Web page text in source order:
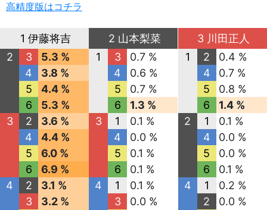
高精度版はコチラ
1 伊藤将吉
2
3
5.3 %
4
3.8 %
5
4.4 %
6
5.3 %
3
2
3.6 %
4
4.4 %
5
6.0 %
6
6.9 %
4
2
3.1 %
3
3.2 %
2 山本梨菜
1
3
0.7 %
4
0.6 %
5
0.7 %
6
1.3 %
3
1
0.1 %
4
0.0 %
5
0.1 %
6
0.1 %
4
1
0.1 %
3
0.0 %
3 川田正人
1
2
0.4 %
4
0.7 %
5
0.8 %
6
1.4 %
2
1
0.1 %
4
0.0 %
5
0.0 %
6
0.1 %
4
1
0.2 %
2
0.0 %